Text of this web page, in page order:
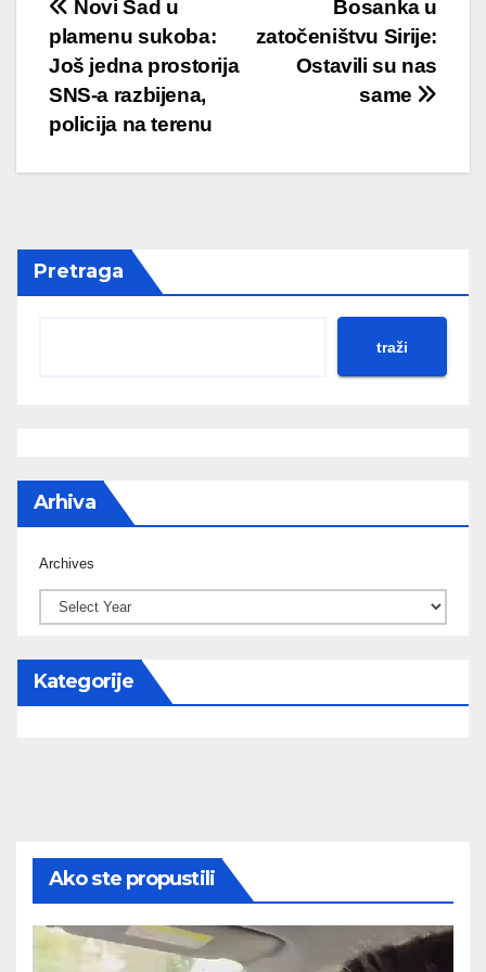
Post
navigation
Bosanka u
zatočeništvu Sirije:
Ostavili su nas
same
Novi Sad u
plamenu sukoba:
Još jedna prostorija
SNS-a razbijena,
policija na terenu
Pretraga
traži
Arhiva
Archives
Kategorije
Ako ste propustili